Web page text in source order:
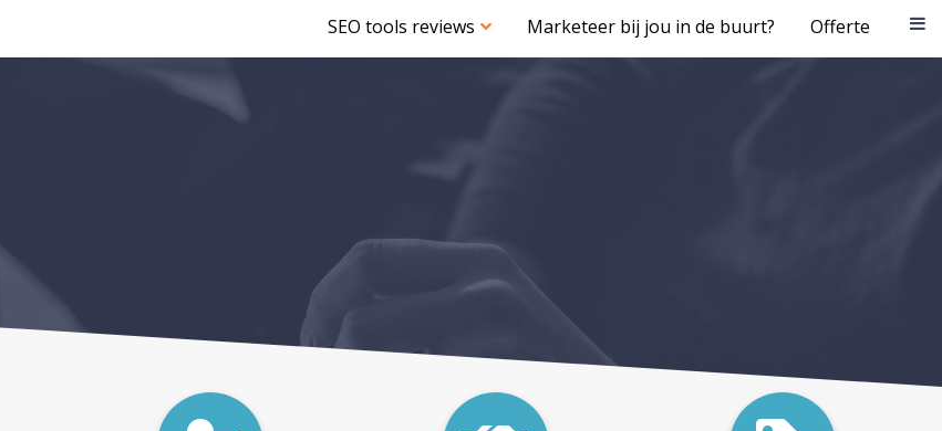
SEO tools reviews Marketeer bij jou in de buurt? Offerte